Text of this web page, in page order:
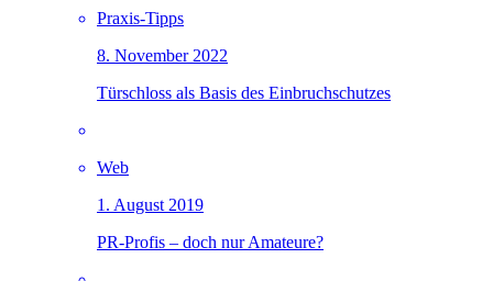
Praxis-Tipps
8. November 2022
Türschloss als Basis des Einbruchschutzes
Web
1. August 2019
PR-Profis – doch nur Amateure?